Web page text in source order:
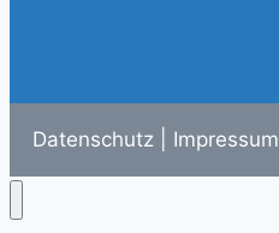
Datenschutz Impressum